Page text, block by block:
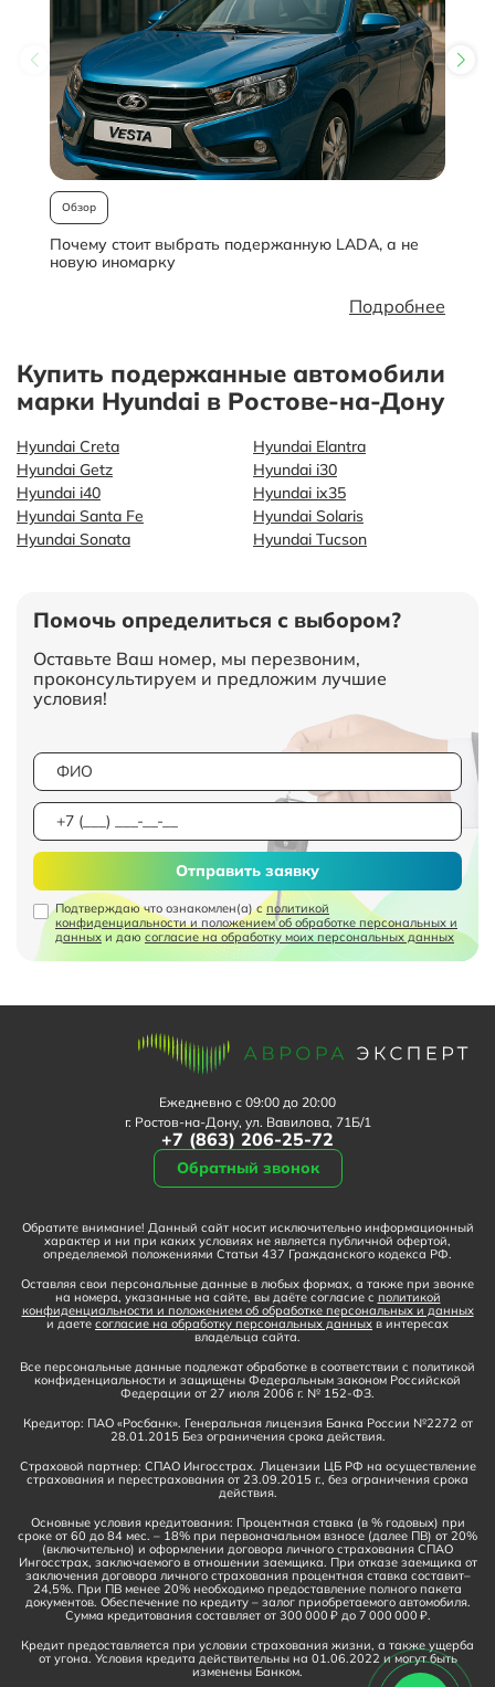
Обзор
Почему стоит выбрать подержанную LADA, а не
новую иномарку
Подробнее
Купить подержанные автомобили
марки Hyundai в Ростове-на-Дону
Hyundai Creta
Hyundai Elantra
Hyundai Getz
Hyundai i30
Hyundai i40
Hyundai ix35
Hyundai Santa Fe
Hyundai Solaris
Hyundai Sonata
Hyundai Tucson
Помочь определиться с выбором?
Оставьте Ваш номер, мы перезвоним,
проконсультируем и предложим лучшие
условия!
Подтверждаю что ознакомлен(а) сполитикой
конфиденциальности и положением об обработке персональных и
данных и даю согласие на обработку моих персональных данных
Отправить заявку
Ежедневно с 09:00 до 20:00
г. Ростов-на-Дону, ул. Вавилова, 71Б/1
+7 (863) 206-25-72
Обратный звонок
Обратите внимание! Данный сайт носит исключительно информационный
характер и ни при каких условиях не является публичной офертой,
определяемой положениями Статьи 437 Гражданского кодекса РФ.
Оставляя свои персональные данные в любых формах, а также при звонке
на номера, указанные на сайте, вы даёте согласие с политикой
конфиденциальности и положением об обработке персональных и данных
и даете согласие на обработку персональных данных в интересах
владельца сайта.
Все персональные данные подлежат обработке в соответствии с политикой
конфиденциальности и защищены Федеральным законом Российской
Федерации от 27 июля 2006 г. № 152-ФЗ.
Кредитор: ПАО «Росбанк». Генеральная лицензия Банка России №2272 от
28.01.2015 Без ограничения срока действия.
Страховой партнер: СПАО Ингосстрах. Лицензии ЦБ РФ на осуществление
страхования и перестрахования от 23.09.2015 г., без ограничения срока
действия.
Основные условия кредитования: Процентная ставка (в % годовых) при
сроке от 60 до 84 мес. – 18% при первоначальном взносе (далее ПВ) от 20%
(включительно) и оформлении договора личного страхования СПАО
Ингосстрах, заключаемого в отношении заемщика. При отказе заемщика от
заключения договора личного страхования процентная ставка составит–
24,5%. При ПВ менее 20% необходимо предоставление полного пакета
документов. Обеспечение по кредиту – залог приобретаемого автомобиля.
Сумма кредитования составляет от 300 000 ₽ до 7 000 000 ₽.
Кредит предоставляется при условии страхования жизни, а также ущерба
от угона. Условия кредита действительны на 01.06.2022 и могут быть
изменены Банком.